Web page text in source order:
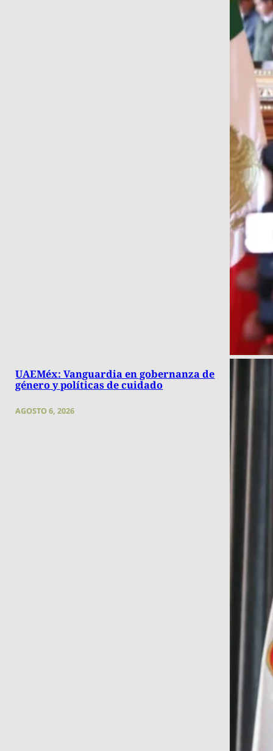
UAEMéx: Vanguardia en gobernanza de
género y políticas de cuidado
AGOSTO 6, 2026